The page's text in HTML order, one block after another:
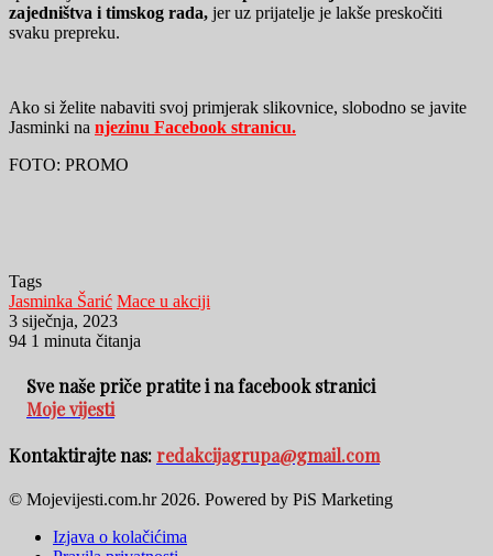
zajedništva i timskog rada, jer uz prijatelje je lakše preskočiti
svaku prepreku.
Ako si želite nabaviti svoj primjerak slikovnice, slobodno se javite
Jasminki na njezinu Facebook stranicu.
FOTO: PROMO
Tags
Jasminka Šarić Mace u akciji
3 siječnja, 2023
94 1 minuta čitanja
Sve naše priče pratite i na facebook stranici
Moje vijesti
Kontaktirajte nas:redakcijagrupa@gmail.com
© Mojevijesti.com.hr 2026. Powered by PiS Marketing
Izjava o kolačićima